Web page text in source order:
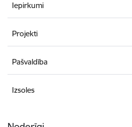
Iepirkumi
Projekti
Pašvaldība
Izsoles